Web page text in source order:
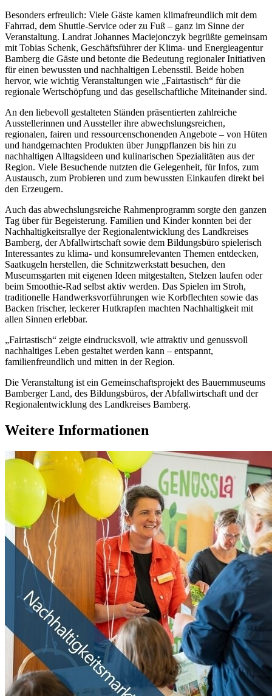
Besonders erfreulich: Viele Gäste kamen klimafreundlich mit dem
Fahrrad, dem Shuttle-Service oder zu Fuß – ganz im Sinne der
Veranstaltung. Landrat Johannes Maciejonczyk begrüßte gemeinsam
mit Tobias Schenk, Geschäftsführer der Klima- und Energieagentur
Bamberg die Gäste und betonte die Bedeutung regionaler Initiativen
für einen bewussten und nachhaltigen Lebensstil. Beide hoben
hervor, wie wichtig Veranstaltungen wie „Fairtastisch“ für die
regionale Wertschöpfung und das gesellschaftliche Miteinander sind.
An den liebevoll gestalteten Ständen präsentierten zahlreiche
Ausstellerinnen und Aussteller ihre abwechslungsreichen,
regionalen, fairen und ressourcenschonenden Angebote – von Hüten
und handgemachten Produkten über Jungpflanzen bis hin zu
nachhaltigen Alltagsideen und kulinarischen Spezialitäten aus der
Region. Viele Besuchende nutzten die Gelegenheit, für Infos, zum
Austausch, zum Probieren und zum bewussten Einkaufen direkt bei
den Erzeugern.
Auch das abwechslungsreiche Rahmenprogramm sorgte den ganzen
Tag über für Begeisterung. Familien und Kinder konnten bei der
Nachhaltigkeitsrallye der Regionalentwicklung des Landkreises
Bamberg, der Abfallwirtschaft sowie dem Bildungsbüro spielerisch
Interessantes zu klima- und konsumrelevanten Themen entdecken,
Saatkugeln herstellen, die Schnitzwerkstatt besuchen, den
Museumsgarten mit eigenen Ideen mitgestalten, Stelzen laufen oder
beim Smoothie-Rad selbst aktiv werden. Das Spielen im Stroh,
traditionelle Handwerksvorführungen wie Korbflechten sowie das
Backen frischer, leckerer Hutkrapfen machten Nachhaltigkeit mit
allen Sinnen erlebbar.
„Fairtastisch“ zeigte eindrucksvoll, wie attraktiv und genussvoll
nachhaltiges Leben gestaltet werden kann – entspannt,
familienfreundlich und mitten in der Region.
Die Veranstaltung ist ein Gemeinschaftsprojekt des Bauernmuseums
Bamberger Land, des Bildungsbüros, der Abfallwirtschaft und der
Regionalentwicklung des Landkreises Bamberg.
Weitere Informationen